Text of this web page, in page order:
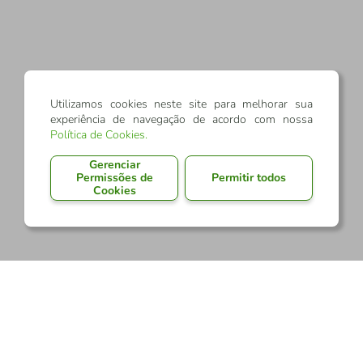
Utilizamos cookies neste site para melhorar sua
experiência de navegação de acordo com nossa
Política de Cookies.
Gerenciar
Permissões de
Cookies
Permitir todos